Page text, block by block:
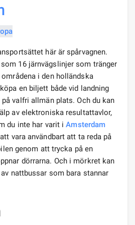
här är spårvagnen.
16 järnvägslinjer som tränger
i den holländska
en biljett både vid landning
valfri allmän plats. Och du kan
av elektroniska resultattavlor,
du inte har varit iAmsterdam
vara användbart att ta reda på
genom att trycka på en
dörrarna. Och i mörkret kan
nattbussar som bara stannar